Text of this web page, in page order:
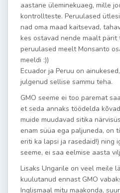
aastane üleminekuaeg, mille
kontrollteste. Peruulased
nad oma maad kaitsevad,
kes ostavad nende maalt pärit
peruulased meelt Monsanto
meeldi :))
Ecuador ja Peruu on
julgenud sellise sammu teha.
GMO seeme ei too paremat
et seda annaks töödelda
muide muudavad sitika
enam süüa ega paljuneda, on
eriti ka lapsi ja rasedaid!) ning
seeme, ei saa eelmise aasta
Lisaks Ungarile on veel meile
kuulutanud ennast GMO
Inglismaal mitu maakonda,